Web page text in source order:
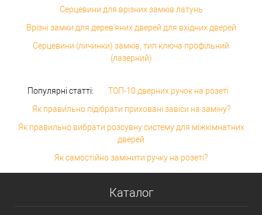
Серцевини для врізних замків латунь
Врізні замки для дерев'яних дверей для вхідних дверей
Серцевини (личинки) замків, тип ключа профільний
(лазерний)
Популярні статті:
ТОП-10 дверних ручок на розеті
Як правильно підібрати приховані завіси на заміну?
Як правильно вибрати розсувну систему для міжкімнатних
дверей
Як самостійно замінити ручку на розеті?
Каталог